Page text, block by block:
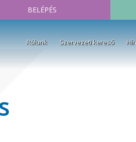
BELÉPÉS
Rólunk Szervezeti kereső